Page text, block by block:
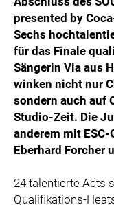
COCA COLA
PRESSEKONTAKT
presented by
Sechs
für das Finale
Sängerin Via aus
winken nicht nur
sondern auch auf
Studio-Zeit. Die
anderem mit
Eberhard Forcher
24 talentierte Acts
Qualifikations-